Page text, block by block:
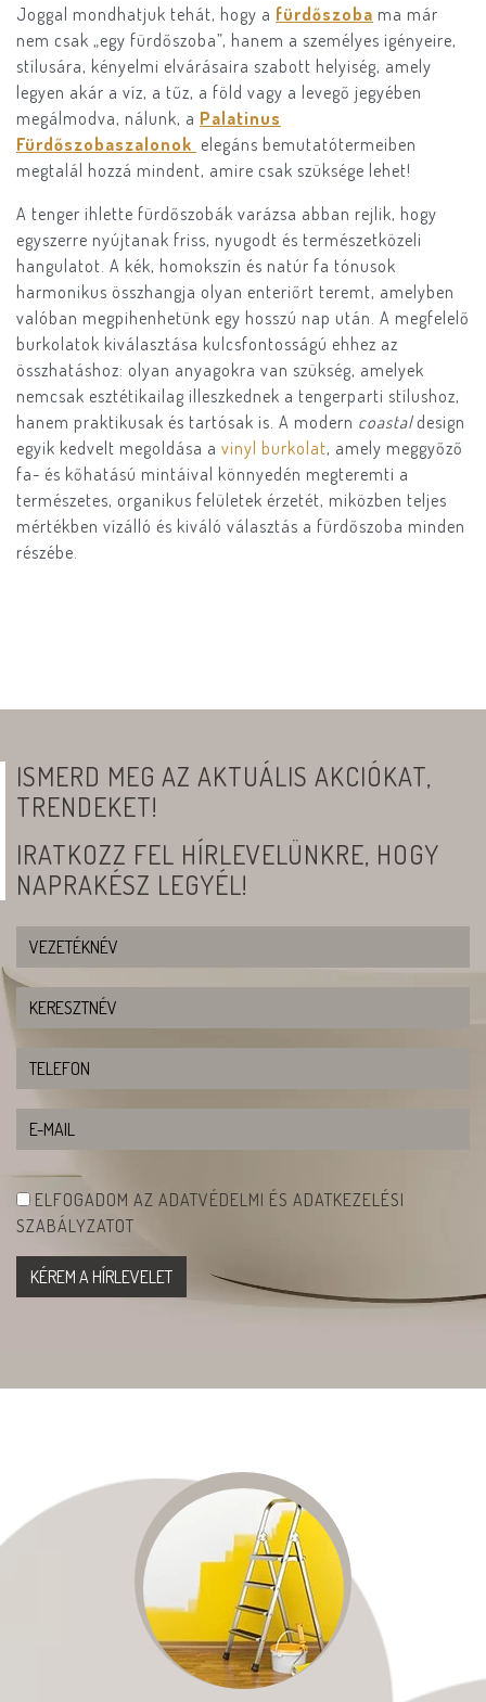
Joggal mondhatjuk tehát, hogy a fürdőszoba ma már
nem csak „egy fürdőszoba”, hanem a személyes igényeire,
stílusára, kényelmi elvárásaira szabott helyiség, amely
legyen akár a víz, a tűz, a föld vagy a levegő jegyében
megálmodva, nálunk, a Palatinus
Fürdőszobaszalonok elegáns bemutatótermeiben
megtalál hozzá mindent, amire csak szüksége lehet!
A tenger ihlette fürdőszobák varázsa abban rejlik, hogy
egyszerre nyújtanak friss, nyugodt és természetközeli
hangulatot. A kék, homokszín és natúr fa tónusok
harmonikus összhangja olyan enteriőrt teremt, amelyben
valóban megpihenhetünk egy hosszú nap után. A megfelelő
burkolatok kiválasztása kulcsfontosságú ehhez az
összhatáshoz: olyan anyagokra van szükség, amelyek
nemcsak esztétikailag illeszkednek a tengerparti stílushoz,
hanem praktikusak és tartósak is. A modern coastaldesign
egyik kedvelt megoldása a vinyl burkolat, amely meggyőző
fa- és kőhatású mintáival könnyedén megteremti a
természetes, organikus felületek érzetét, miközben teljes
mértékben vízálló és kiváló választás a fürdőszoba minden
részébe.
ISMERD MEG AZ AKTUÁLIS AKCIÓKAT,
TRENDEKET!
IRATKOZZ FEL HÍRLEVELÜNKRE, HOGY
NAPRAKÉSZ LEGYÉL!
ELFOGADOM AZ ADATVÉDELMI ÉS ADATKEZELÉSI
SZABÁLYZATOT